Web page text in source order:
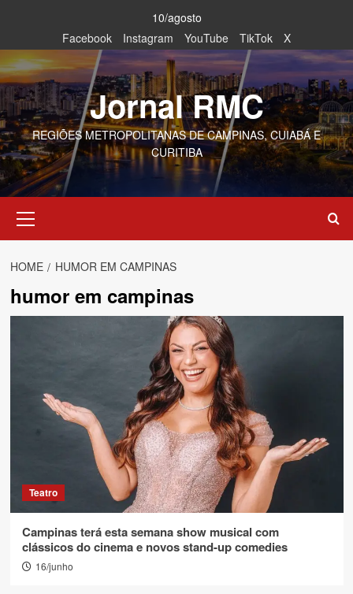
content
10/agosto
Facebook
Instagram YouTube TikTok X
Jornal RMC
REGIÕES METROPOLITANAS DE CAMPINAS, CUIABÁ E
CURITIBA
Menu
HOME HUMOR EM CAMPINAS
humor em campinas
Teatro
Campinas terá esta semana show musical com
clássicos do cinema e novos stand-up comedies
16/junho